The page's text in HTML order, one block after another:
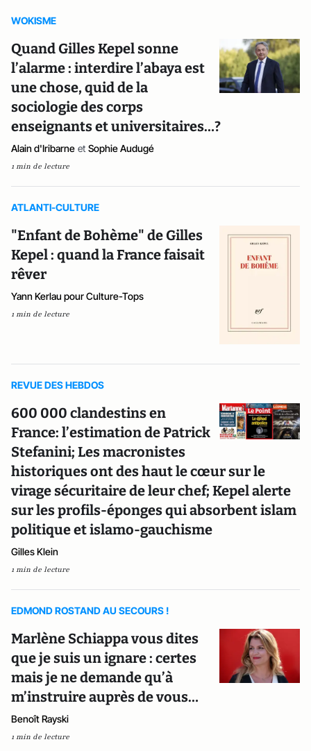
WOKISME
Quand Gilles Kepel sonne
l’alarme : interdire l’abaya est
une chose, quid de la
sociologie des corps
enseignants et universitaires…?
Alain d'Iribarne et Sophie Audugé
1 min de lecture
ATLANTI-CULTURE
"Enfant de Bohème" de Gilles
Kepel : quand la France faisait
rêver
Yann Kerlau pour Culture-Tops
1 min de lecture
REVUE DES HEBDOS
600 000 clandestins en
France: l’estimation de Patrick
Stefanini; Les macronistes
historiques ont des haut le cœur sur le
virage sécuritaire de leur chef; Kepel alerte
sur les profils-éponges qui absorbent islam
politique et islamo-gauchisme
Gilles Klein
1 min de lecture
EDMOND ROSTAND AU SECOURS !
Marlène Schiappa vous dites
que je suis un ignare : certes
mais je ne demande qu’à
m’instruire auprès de vous…
Benoît Rayski
1 min de lecture